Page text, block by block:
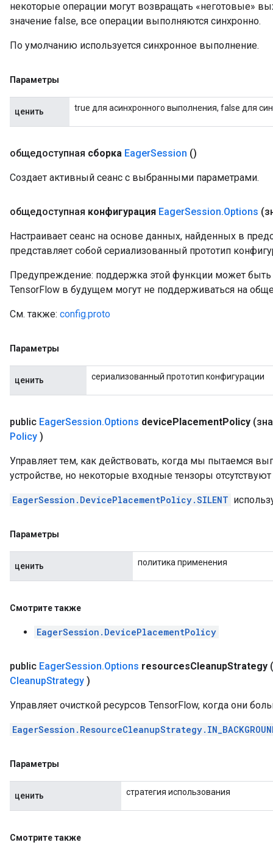
некоторые операции могут возвращать «неготовые»
значение false, все операции выполняются синхронно.
По умолчанию используется синхронное выполнение.
Параметры
ценить true для асинхронного выполнения, false для
общедоступная сборка EagerSession ()
Создает активный сеанс с выбранными параметрами.
общедоступная конфигурация EagerSession.Options
Настраивает сеанс на основе данных, найденных в
представляет собой сериализованный прототип
Предупреждение: поддержка этой функции может быть
TensorFlow в будущем могут не поддерживаться на
См. также: config.proto
Параметры
ценить сериализованный прототип конфигурации
public EagerSession.Options devicePlacementPolicy
Policy )
Управляет тем, как действовать, когда мы пытаемся
устройстве, но некоторые входные тензоры отсутствуют
EagerSession.DevicePlacementPolicy.SILENT
Параметры
ценить политика применения
Смотрите также
EagerSession.DevicePlacementPolicy
public EagerSession.Options resourcesCleanupStrategy
CleanupStrategy )
Управляет очисткой ресурсов TensorFlow, когда они
Параметры
ценить стратегия использования
Смотрите также